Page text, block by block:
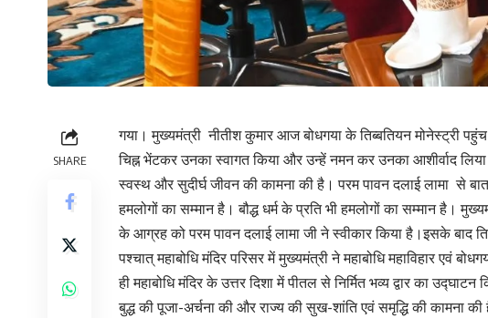
SHARE
गया। मुख्यमंत्री नीतीश कुमार आज बोधगया के तिब्बतियन मोनेस्ट्री
चिह्न भेंटकर उनका स्वागत किया और उन्हें नमन कर उनका आशीर्वाद
स्वस्थ और सुदीर्घ जीवन की कामना की है। परम पावन दलाई लामा से
हमलोगों का सम्मान है। बौद्ध धर्म के प्रति भी हमलोगों का सम्मान है।
के आग्रह को परम पावन दलाई लामा जी ने स्वीकार किया है।इसके बाद
पश्चात् महाबोधि मंदिर परिसर में मुख्यमंत्री ने महाबोधि महाविहार
ही महाबोधि मंदिर के उत्तर दिशा में पीतल से निर्मित भव्य द्वार का
बुद्ध की पूजा-अर्चना की और राज्य की सुख-शांति एवं समृद्धि की कामना